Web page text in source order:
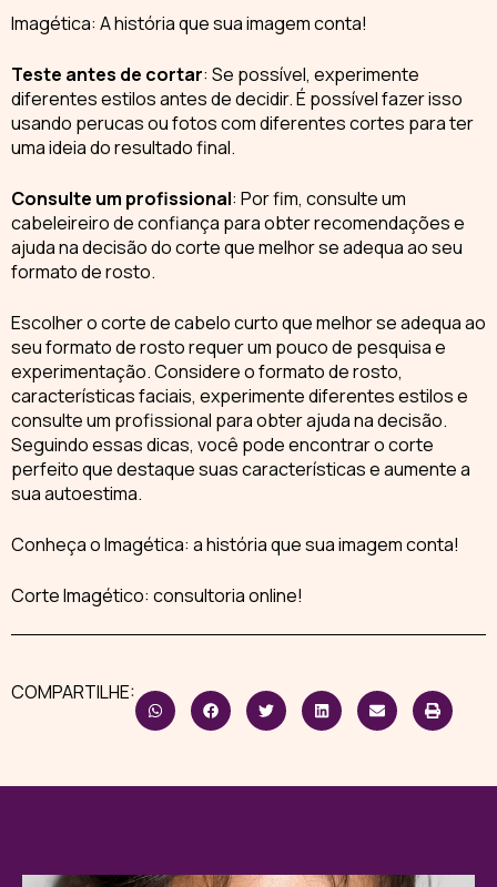
Imagética: A história que sua imagem conta!
Teste antes de cortar: Se possível, experimente
diferentes estilosantes de decidir. É possível fazer isso
usando perucas ou fotos com diferentes cortes para ter
uma ideia do resultado final.
Consulte um profissional: Por fim, consulte um
cabeleireirode confiança para obter recomendações e
ajuda na decisão do corte que melhor se adequa ao seu
formato de rosto.
Escolher ocorte de cabelo curtoque melhor se adequa ao
seu formato de rosto requer um pouco de pesquisa e
experimentação. Considere o formato de rosto,
características faciais, experimente diferentes estilos e
consulte um profissional para obter ajuda na decisão.
Seguindo essas dicas, você pode encontrar o corte
perfeito que destaque suas características e aumente a
sua autoestima.
Conheça oImagética: a história que sua imagem conta!
Corte Imagético: consultoria online!
COMPARTILHE: